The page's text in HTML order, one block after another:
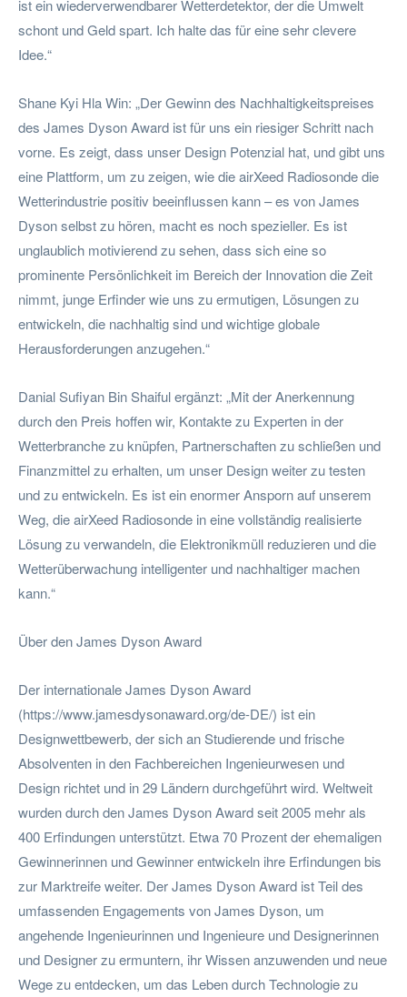
ist ein wiederverwendbarer Wetterdetektor, der die Umwelt
schont und Geld spart. Ich halte das für eine sehr clevere
Idee.“
Shane Kyi Hla Win: „Der Gewinn des Nachhaltigkeitspreises
des James Dyson Award ist für uns ein riesiger Schritt nach
vorne. Es zeigt, dass unser Design Potenzial hat, und gibt uns
eine Plattform, um zu zeigen, wie die airXeed Radiosonde die
Wetterindustrie positiv beeinflussen kann – es von James
Dyson selbst zu hören, macht es noch spezieller. Es ist
unglaublich motivierend zu sehen, dass sich eine so
prominente Persönlichkeit im Bereich der Innovation die Zeit
nimmt, junge Erfinder wie uns zu ermutigen, Lösungen zu
entwickeln, die nachhaltig sind und wichtige globale
Herausforderungen anzugehen.“
Danial Sufiyan Bin Shaiful ergänzt: „Mit der Anerkennung
durch den Preis hoffen wir, Kontakte zu Experten in der
Wetterbranche zu knüpfen, Partnerschaften zu schließen und
Finanzmittel zu erhalten, um unser Design weiter zu testen
und zu entwickeln. Es ist ein enormer Ansporn auf unserem
Weg, die airXeed Radiosonde in eine vollständig realisierte
Lösung zu verwandeln, die Elektronikmüll reduzieren und die
Wetterüberwachung intelligenter und nachhaltiger machen
kann.“
Über den James Dyson Award
Der internationale James Dyson Award
(https://www.jamesdysonaward.org/de-DE/) ist ein
Designwettbewerb, der sich an Studierende und frische
Absolventen in den Fachbereichen Ingenieurwesen und
Design richtet und in 29 Ländern durchgeführt wird. Weltweit
wurden durch den James Dyson Award seit 2005 mehr als
400 Erfindungen unterstützt. Etwa 70 Prozent der ehemaligen
Gewinnerinnen und Gewinner entwickeln ihre Erfindungen bis
zur Marktreife weiter. Der James Dyson Award ist Teil des
umfassenden Engagements von James Dyson, um
angehende Ingenieurinnen und Ingenieure und Designerinnen
und Designer zu ermuntern, ihr Wissen anzuwenden und neue
Wege zu entdecken, um das Leben durch Technologie zu